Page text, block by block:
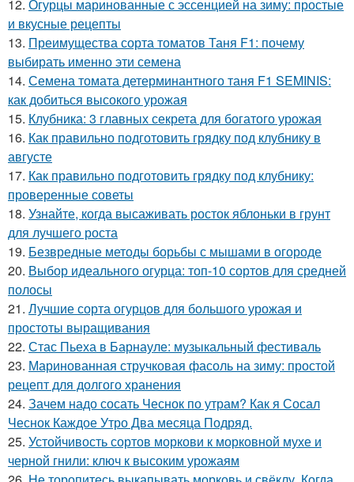
12. Огурцы маринованные с эссенцией на зиму: простые
и вкусные рецепты
13. Преимущества сорта томатов Таня F1: почему
выбирать именно эти семена
14. Семена томата детерминантного таня F1 SEMINIS:
как добиться высокого урожая
15. Клубника: 3 главных секрета для богатого урожая
16. Как правильно подготовить грядку под клубнику в
августе
17. Как правильно подготовить грядку под клубнику:
проверенные советы
18. Узнайте, когда высаживать росток яблоньки в грунт
для лучшего роста
19. Безвредные методы борьбы с мышами в огороде
20. Выбор идеального огурца: топ-10 сортов для средней
полосы
21. Лучшие сорта огурцов для большого урожая и
простоты выращивания
22. Стас Пьеха в Барнауле: музыкальный фестиваль
23. Маринованная стручковая фасоль на зиму: простой
рецепт для долгого хранения
24. Зачем надо сосать Чеснок по утрам? Как я Сосал
Чеснок Каждое Утро Два месяца Подряд.
25. Устойчивость сортов моркови к морковной мухе и
черной гнили: ключ к высоким урожаям